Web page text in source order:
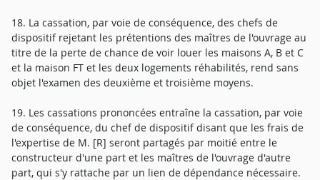
18. La cassation, par voie de conséquence, des chefs de
dispositif rejetant les prétentions des maîtres de l'ouvrage au
titre de la perte de chance de voir louer les maisons A, B et C
et la maison FT et les deux logements réhabilités, rend sans
objet l'examen des deuxième et troisième moyens.
19. Les cassations prononcées entraîne la cassation, par voie
de conséquence, du chef de dispositif disant que les frais de
l'expertise de M. [R] seront partagés par moitié entre le
constructeur d'une part et les maîtres de l'ouvrage d'autre
part, qui s'y rattache par un lien de dépendance nécessaire.